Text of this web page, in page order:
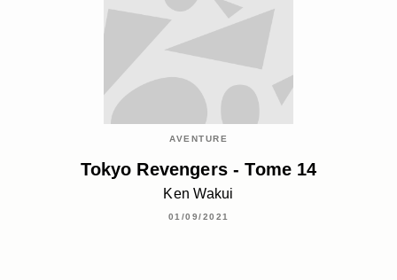
AVENTURE
Tokyo Revengers - Tome 14
Ken Wakui
01/09/2021